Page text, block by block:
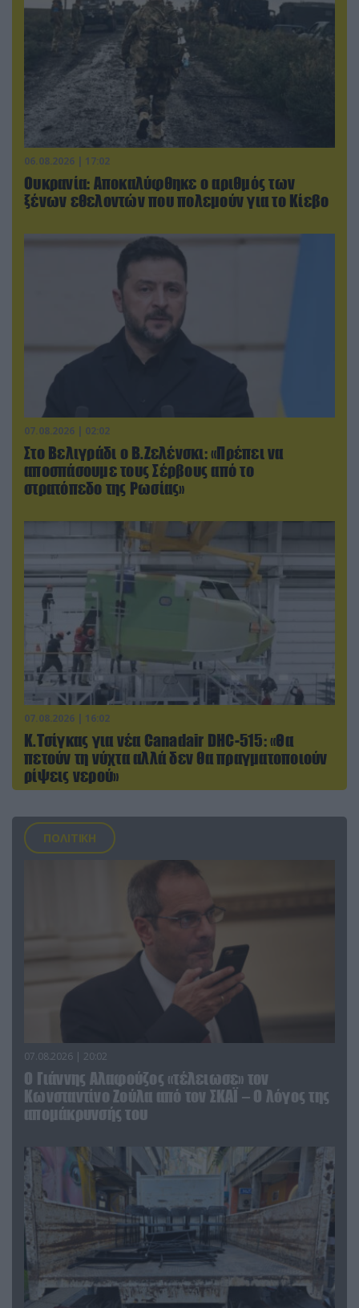
06.08.2026 | 17:02
Ουκρανία: Αποκαλύφθηκε ο αριθμός των
ξένων εθελοντών που πολεμούν για το Κίεβο
07.08.2026 | 02:02
Στο Βελιγράδι ο Β.Ζελένσκι: «Πρέπει να
αποσπάσουμε τους Σέρβους από το
στρατόπεδο της Ρωσίας»
07.08.2026 | 16:02
Κ.Τσίγκας για νέα Canadair DHC-515: «Θα
πετούν τη νύχτα αλλά δεν θα πραγματοποιούν
ρίψεις νερού»
ΠΟΛΙΤΙΚΗ
07.08.2026 | 20:02
Ο Γιάννης Αλαφούζος «τέλειωσε» τον
Κωνσταντίνο Ζούλα από τον ΣΚΑΪ – Ο λόγος της
απομάκρυνσής του